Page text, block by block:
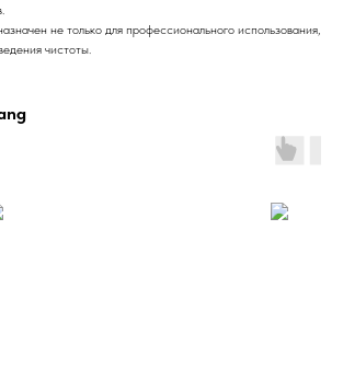
не только для профессионального использования,
чистоты.